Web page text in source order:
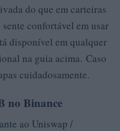
do que em carteiras
confortável em usar
disponível em qualquer
na guia acima. Caso
cuidadosamente.
no Binance
ao Uniswap /